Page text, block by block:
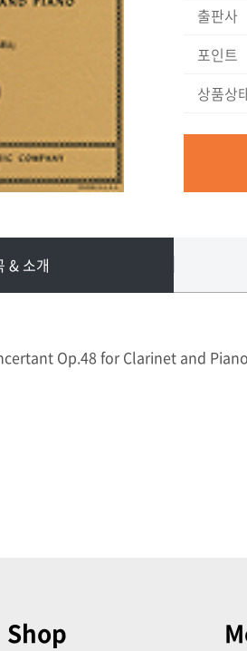
출판사
포인트
상품상
& 소개
Op.48 for Clarinet and
Shop